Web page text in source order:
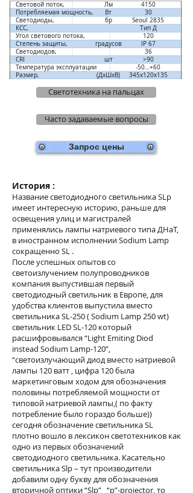
Световой поток,
Потребляемая мощность,
Светодиоды,
КСС,
Угол светового потока,
Степень защиты,
Светодиодов,
CRI
Температура эксплуатации
Размер,
4150
30
Seoul 2835
Тип Д
120
IP 67
36
>90
-50…+60
345х120х135
Лм
Вт
бр
градусов
шт
(ДхШхВ)
Светотехника на пальцах
Часто задаваемые вопросы
Запрос цены
История :
Название светодиодного светильника SLp
имеет интересную историю, раньше для
освещения улиц и магистралей
применялись лампы натриевого типа ДНаТ,
в иностранном исполнении Sodium Lamp
сокращенно SL .
После успешных опытов со
светоизлучением полупроводников
компания выпустившая первый
светодиодный светильник в Европе, для
удобства клиентов выпустила вместо
светильника SL-250 ( Sodium Lamp 250 wt)
светильник LED SL-120 который
расшифровывался “Light Emiting Diod
instead Sodium Lamp-120”,
“светоизлучающий диод вместо натриевой
лампы 120 ватт , цифра 120 была
маркетинговым ходом для обозначения
половины потребляемой мощности от
типовой натриевой лампы,( по факту
потребление было гораздо больше))
сегодня обозначение светильника SL
плотно вошло в лексикон светотехников как
одно из первых обозначений
светодиодного светильника. Касательно
светильника Slp – тут производители
добавили одну букву для обозначения
вторичной оптики “Slp” “p”-projector, то